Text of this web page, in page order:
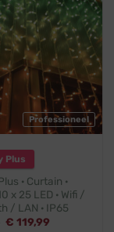
Professioneel
Plus
· Curtain ·
x 25 LED · Wifi /
/ LAN · IP65
Oorspronkelijke
€ 119,99